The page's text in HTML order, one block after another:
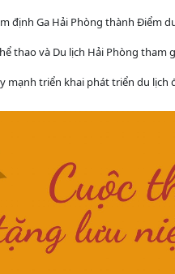
định Ga Hải Phòng thành Điểm
thao và Du lịch Hải Phòng
mạnh triển khai phát triển du